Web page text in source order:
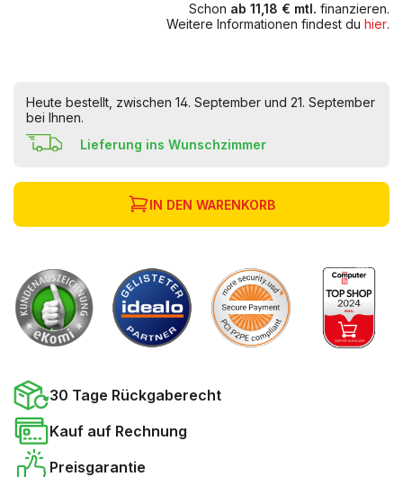
Schon ab 11,18 € mtl. finanzieren.
Weitere Informationen findest du hier.
Heute bestellt, zwischen 14. September und 21. September
bei Ihnen.
Lieferung ins Wunschzimmer
IN DEN WARENKORB
30 Tage Rückgaberecht
Kauf auf Rechnung
Preisgarantie